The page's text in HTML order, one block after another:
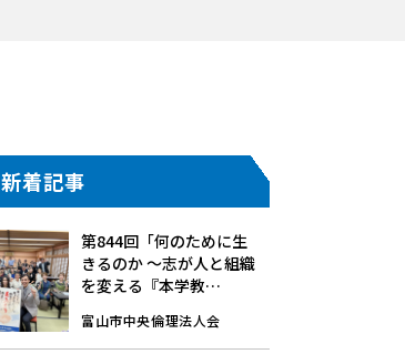
新着記事
第844回「何のために生
きるのか 〜志が人と組織
を変える『本学教
ニングセミナーレポート
富山市中央倫理法人会